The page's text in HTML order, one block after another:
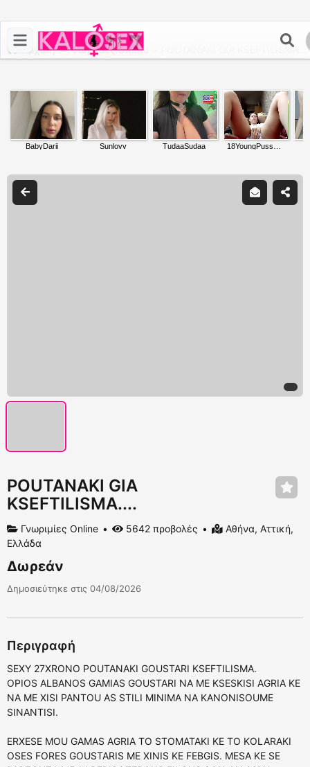
Αρχική >Γνωριμίες Online POUTANAKI GIA
POUTANAKI GIA
KSEFTILISMA....
Γνωριμίες Online 5642 προβολές
Αθήνα, Αττική,
Ελλάδα
Δωρεάν
Δημοσιεύτηκε στις 04/08/2026
Περιγραφή
SEXY 27XRONO POUTANAKI GOUSTARI KSEFTILISMA.
OPIOS ALBANOS GAMIAS GOUSTARI NA ME KSESKISI AGRIA KE
NA ME XISI PANTOU AS STILI MINIMA NA KANONISOUME
SINANTISI.
ERXESE MOU GAMAS AGRIA TO STOMATAKI KE TO KOLARAKI
OSES FORES GOUSTARIS ME XINIS KE FEBGIS. MESA KE SE